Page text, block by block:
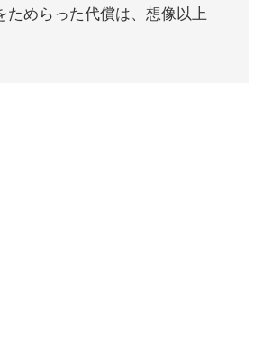
ためらった代償は、想像以上